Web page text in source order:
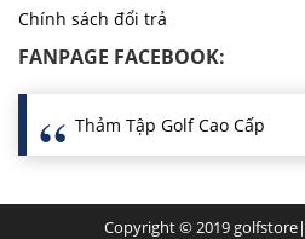
Chính sách đổi trả
FANPAGE FACEBOOK:
Thảm Tập Golf Cao Cấp
Copyright © 2019